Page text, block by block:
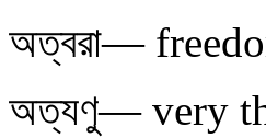
অত্বরা—
অত্যণু— very